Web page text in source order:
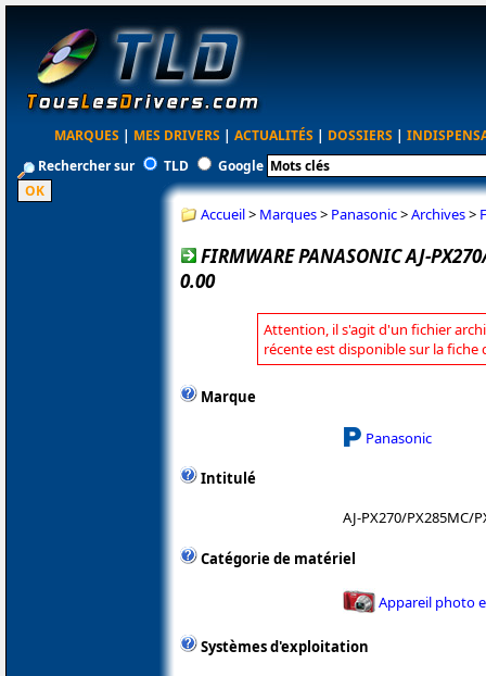
MARQUES | MES DRIVERS | ACTUALITÉS | DOSSIERS |
Rechercher sur
TLD Google
Accueil> Marques> Panasonic>Archives>
FIRMWARE PANASONIC AJ-
0.00
Attention, il s'agit d'un fichier
récente est disponible sur la fiche
Marque
Panasonic
Intitulé
AJ-PX270/PX285MC/
Catégorie de matériel
Appareil photo
Systèmes d'exploitation